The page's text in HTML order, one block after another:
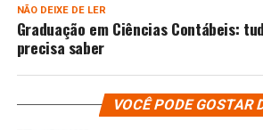
NÃO DEIXE DE LER
Graduação em Ciências Contábeis:
precisa saber
VOCÊ PODE GOSTAR